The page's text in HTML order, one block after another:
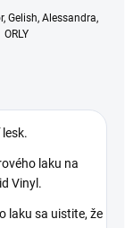
Gelish, Alessandra,
ORLY
laku na
Vinyl.
laku sa uistite, že